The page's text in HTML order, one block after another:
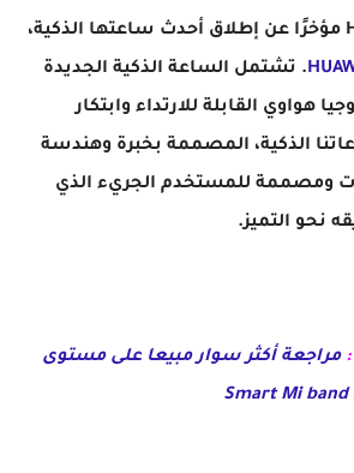
. تشتمل الساعة الذكية الجديدة
هواوي القابلة للارتداء وابتكار
الذكية، المصممة بخبرة وهندسة
ومصممة للمستخدم الجريء الذي
نحو التميز.
:مراجعة أكثر سوار مبيعا على مستوى